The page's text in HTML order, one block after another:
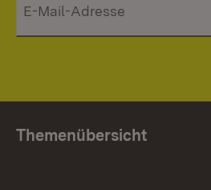
Themenübersicht